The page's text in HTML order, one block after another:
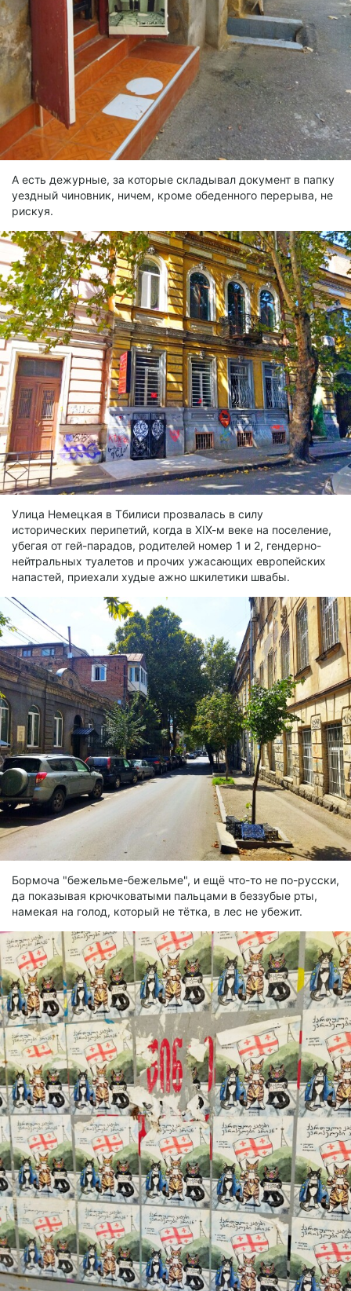
А есть дежурные, за которые складывал документ в папку
уездный чиновник, ничем, кроме обеденного перерыва, не
рискуя.
Улица Немецкая в Тбилиси прозвалась в силу
исторических перипетий, когда в ХIХ-м веке на поселение,
убегая от гей-парадов, родителей номер 1 и 2, гендерно-
нейтральных туалетов и прочих ужасающих европейских
напастей, приехали худые ажно шкилетики швабы.
Бормоча "бежельме-бежельме", и ещё что-то не по-русски,
да показывая крючковатыми пальцами в беззубые рты,
намекая на голод, который не тётка, в лес не убежит.